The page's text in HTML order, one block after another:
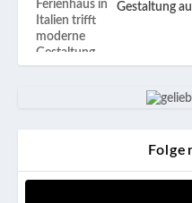
Gestaltung